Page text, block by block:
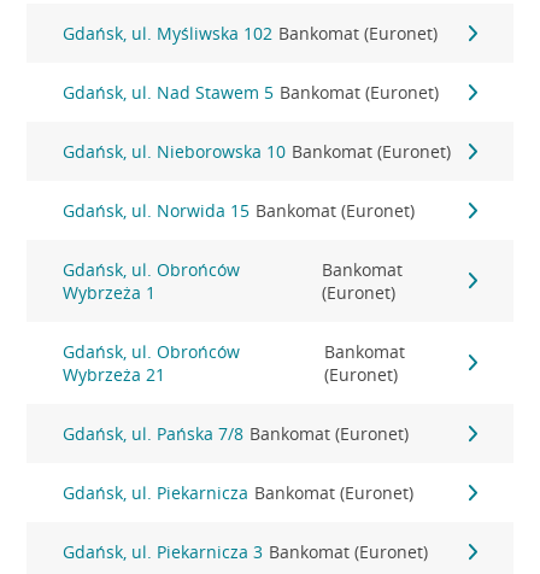
Gdańsk, ul. Myśliwska 102 Bankomat (Euronet)
Gdańsk, ul. Nad Stawem 5 Bankomat (Euronet)
Gdańsk, ul. Nieborowska 10 Bankomat (Euronet)
Gdańsk, ul. Norwida 15 Bankomat (Euronet)
Gdańsk, ul. Obrońców
Wybrzeża 1
Bankomat
(Euronet)
Gdańsk, ul. Obrońców
Wybrzeża 21
Bankomat
(Euronet)
Gdańsk, ul. Pańska 7/8 Bankomat (Euronet)
Gdańsk, ul. Piekarnicza Bankomat (Euronet)
Gdańsk, ul. Piekarnicza 3 Bankomat (Euronet)